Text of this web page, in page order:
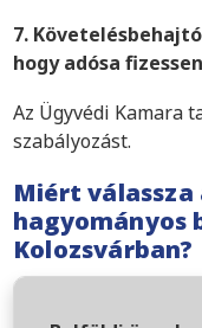
7.
hogy adósa
Az Ügyvédi Kamara
szabályozást.
Miért válassza
hagyományos
Kolozsvárban?